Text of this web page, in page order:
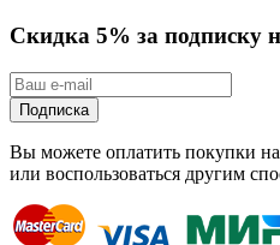
Скидка 5% за подписку
Подписка
Вы можете оплатить покупки
или воспользоваться другим